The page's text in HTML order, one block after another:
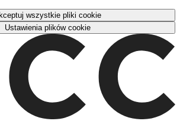
wszystkie pliki cookie
Ustawienia plików cookie